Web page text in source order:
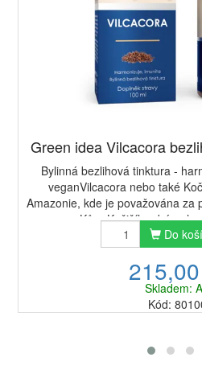
Green idea Vilcacora
Bylinná bezlihová tinktura -
veganVilcacora nebo také
Amazonie, kde je považována za
Kůra Kočičího drápu
Do
Skladem:
Kód: